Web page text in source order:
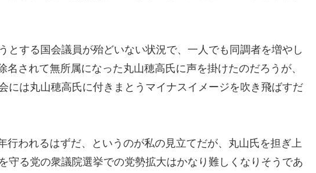
とする国会議員が殆どいない状況で、一人でも同調者を増やし
名されて無所属になった丸山穂高氏に声を掛けたのだろうが、
には丸山穂高氏に付きまとうマイナスイメージを吹き飛ばすだ
行われるはずだ、というのが私の見立てだが、丸山氏を担ぎ上
守る党の衆議院選挙での党勢拡大はかなり難しくなりそうであ